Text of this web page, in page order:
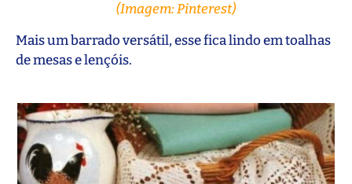
(Imagem: Pinterest)
Mais um barrado versátil, esse fica lindo em toalhas
de mesas e lençóis.